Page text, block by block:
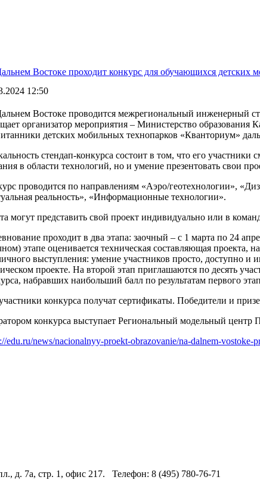
Востоке проходит конкурс для обучающихся детских
12:50
Востоке проводится межрегиональный инженерный
организатор мероприятия – Министерство образования
детских мобильных технопарков «Кванториум»
стендап-конкурса состоит в том, что его участники
в области технологий, но и умение презентовать свои
проводится по направлениям «Аэро/геотехнологии»,
реальность», «Информационные технологии».
могут представить свой проект индивидуально или в
проходит в два этапа: заочный – с 1 марта по 24
этапе оценивается техническая составляющая проекта,
выступления: умение участников просто, доступно и
проекте. На второй этап приглашаются по десять
набравших наибольший балл по результатам первого
конкурса получат сертификаты. Победители и
конкурса выступает Региональный модельный центр
edu.ru/news/nacionalnyy-proekt-obrazovanie/na-dalnem-vostoke-
д. 7а, стр. 1, офис 217. Телефон: 8 (495) 780-76-71